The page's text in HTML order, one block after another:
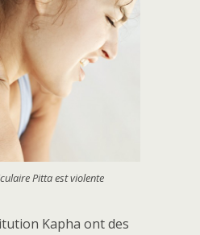
Pitta est violente
Kapha ont des